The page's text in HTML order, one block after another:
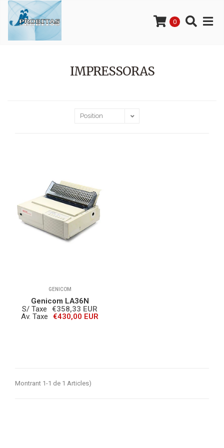
0
IMPRESSORAS
GENICOM
Genicom LA36N
S/ Taxe
€358,33 EUR
Av. Taxe
€430,00 EUR
Montrant 1-1 de 1 Articles)